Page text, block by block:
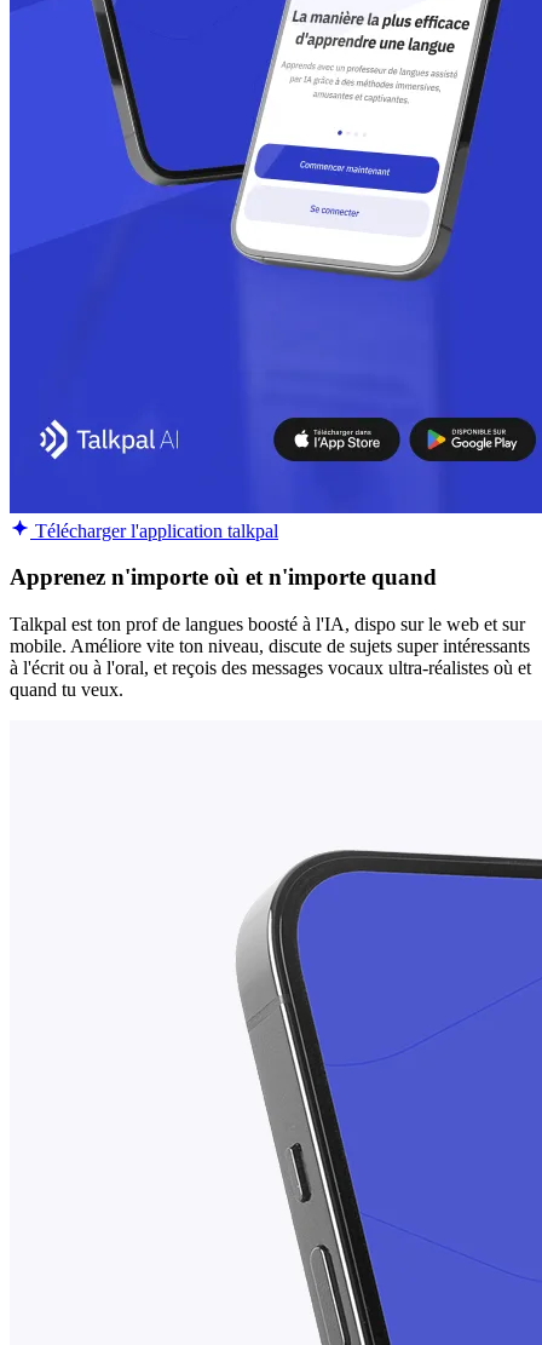
Télécharger l'application talkpal
Apprenez n'importe où et n'importe quand
Talkpal est ton prof de langues boosté à l'IA, dispo sur le web et sur
mobile. Améliore vite ton niveau, discute de sujets super intéressants
à l'écrit ou à l'oral, et reçois des messages vocaux ultra-réalistes où et
quand tu veux.